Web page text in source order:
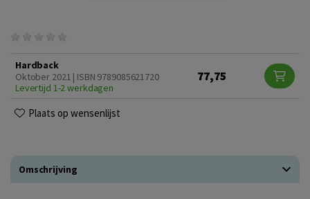
Hardback
Oktober 2021 | ISBN 9789085621720
Levertijd 1-2 werkdagen
77,75
Plaats op wensenlijst
Omschrijving